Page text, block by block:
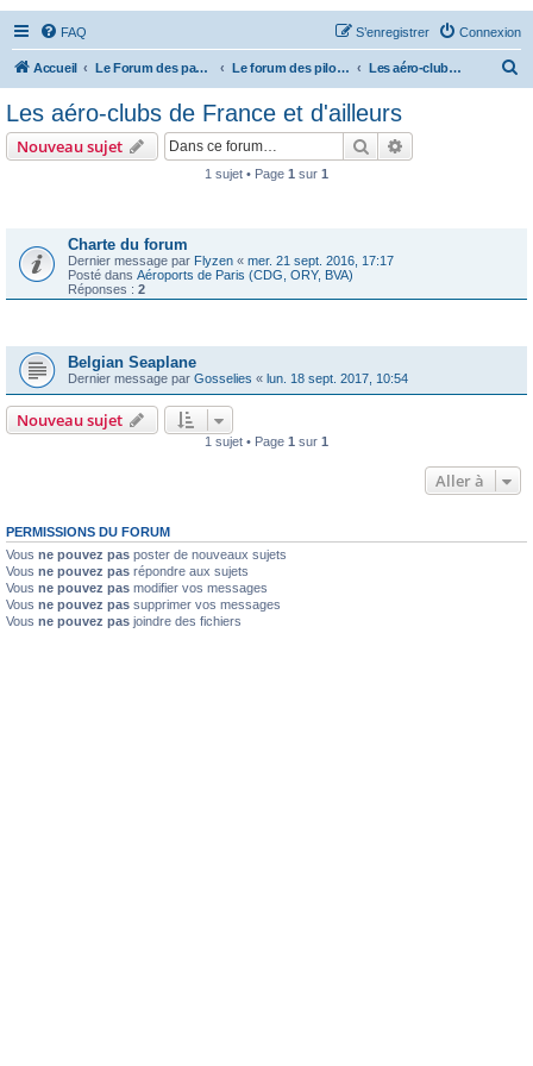
FAQ Connexion
S’enregistrer
Accueil Le Forum des passionnés d'aviation Le forum des pilotes privés Les aéro-clubs de France et d'ailleurs
Les aéro-clubs de France et d'ailleurs
Nouveau sujet Rechercher
1 sujet • Page 1 sur 1
Charte du forum
Dernier message par Flyzen « mer. 21 sept. 2016, 17:17
Posté dans Aéroports de Paris (CDG, ORY, BVA)
Réponses : 2
Belgian Seaplane
Dernier message par Gosselies « lun. 18 sept. 2017, 10:54
Nouveau sujet
1 sujet • Page 1 sur 1
Aller à
PERMISSIONS DU FORUM
Vous ne pouvez pas poster de nouveaux sujets
Vous ne pouvez pas répondre aux sujets
Vous ne pouvez pas modifier vos messages
Vous ne pouvez pas supprimer vos messages
Vous ne pouvez pas joindre des fichiers